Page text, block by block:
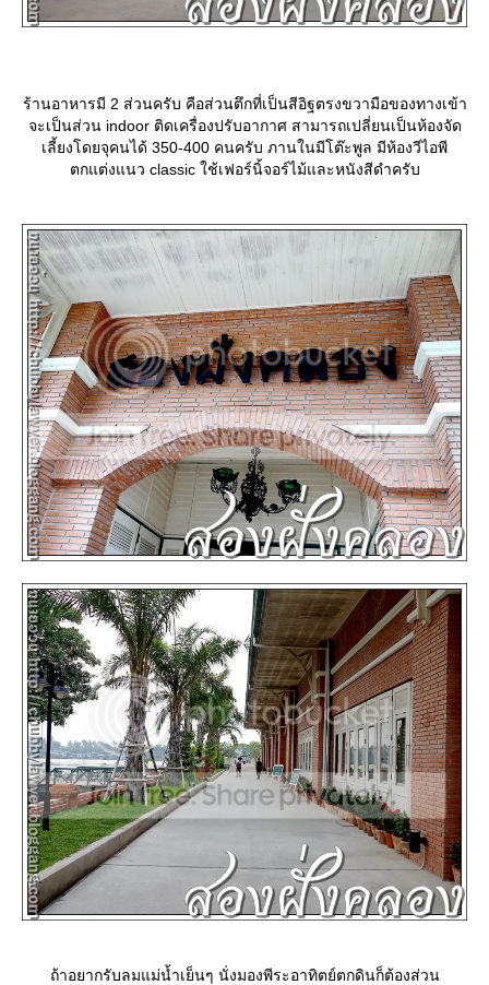
ร้านอาหารมี 2 ส่วนครับ คือส่วนตึกที่เป็นสีอิฐตรงขวามือของทางเข้า
จะเป็นส่วน indoor ติดเครื่องปรับอากาศ สามารถเปลี่ยนเป็นห้องจัด
เลี้ยงโดยจุคนได้ 350-400 คนครับ ภานในมีโต๊ะพูล มีห้องวีไอพี
ตกแต่งแนว classic ใช้เฟอร์นิ้จอร์ไม้และหนังสีดำครับ
ถ้าอยากรับลมแม่น้ำเย็นๆ นั่งมองพีระอาทิตย์ตกดินก็ต้องส่วน